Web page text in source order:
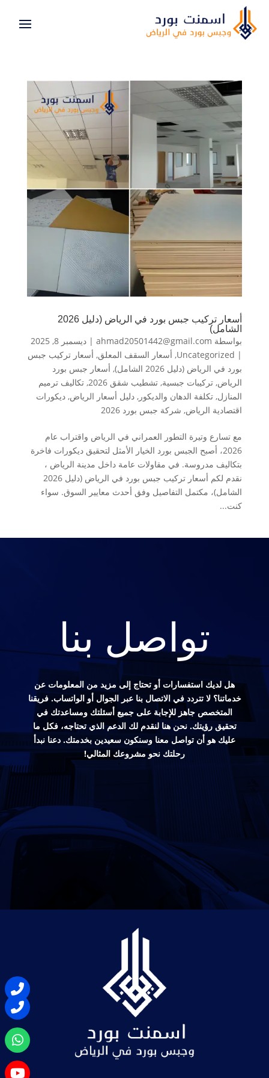
أسعار تركيب جبس بورد في الرياض (دليل 2026
الشامل)
بواسطة ahmad20501442@gmail.com
| ديسمبر 8, 2025
|
Uncategorized
, أسعار السقف المعلق, أسعار تركيب جبس
بورد في الرياض (دليل 2026 الشامل)
, أسعار جبس بورد
الرياض, تركيبات جبسية, تشطيب شقق 2026 , تكاليف ترميم
المنازل, تكلفة الدهان والديكور , دليل أسعار الرياض, ديكورات
اقتصادية الرياض, شركة جبس بورد 2026
مع تسارع وتيرة التطور العمراني في الرياض واقتراب عام
2026، أصبح الجبس بورد الخيار الأمثل لتحقيق ديكورات فاخرة
بتكاليف مدروسة. في مقاولات عامة داخل مدينة الرياض ،
نقدم لكم أسعار تركيب جبس بورد في الرياض (دليل 2026
الشامل)، مكتمل التفاصيل وفق أحدث معايير السوق. سواء
كنت...
تواصل بنا
هل لديك استفسارات أو تحتاج إلى مزيد من المعلومات عن
خدماتنا؟ لا تتردد في الاتصال بنا عبر الجوال أو الواتساب. فريقنا
المتخصص جاهز للإجابة على جميع أسئلتك ومساعدتك في
تحقيق رؤيتك. نحن هنا لنقدم لك الدعم الذي تحتاجه، فكل ما
عليك هو أن تواصل معنا وسنكون سعيدين بخدمتك. دعنا نبدأ
رحلتك نحو مشروعك المثالي!